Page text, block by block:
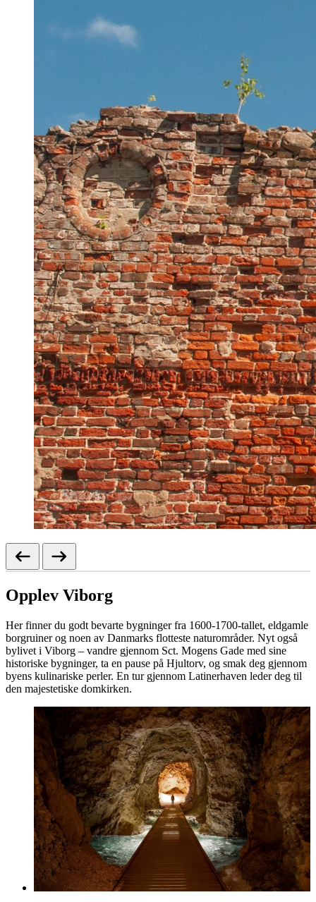
Opplev Viborg
Her finner du godt bevarte bygninger fra 1600-1700-tallet, eldgamle
borgruiner og noen av Danmarks flotteste naturområder. Nyt også
bylivet i Viborg – vandre gjennom Sct. Mogens Gade med sine
historiske bygninger, ta en pause på Hjultorv, og smak deg gjennom
byens kulinariske perler. En tur gjennom Latinerhaven leder deg til
den majestetiske domkirken.